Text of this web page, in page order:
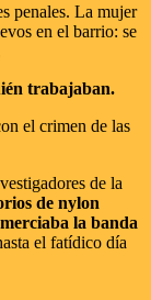
penales. La mujer
en el barrio: se
trabajaban.
el crimen de las
de la
de nylon
la banda
el fatídico día